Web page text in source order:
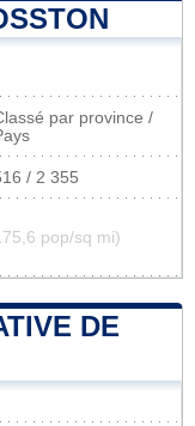
par province /
/ 2 355
pop/sq mi)
DE